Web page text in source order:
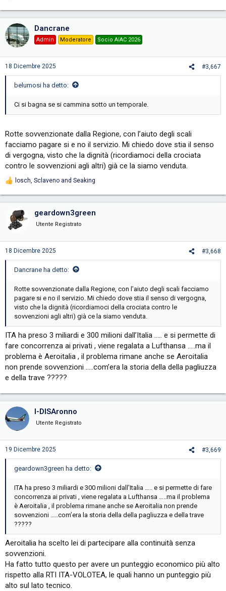
t
i
n
s
Dancrane
Admin Moderatore Socio AIAC 2026
18 Dicembre 2025 #3,667
belumosi ha detto:
Ci si bagna se si cammina sotto un temporale.
Rotte sovvenzionate dalla Regione, con l’aiuto degli scali
facciamo pagare si e no il servizio. Mi chiedo dove stia il senso
di vergogna, visto che la dignità (ricordiamoci della crociata
contro le sovvenzioni agli altri) già ce la siamo venduta.
R
n
s
losch, Sclaveno and Seaking
geardown3green
Utente Registrato
18 Dicembre 2025 #3,668
Dancrane ha detto:
Rotte sovvenzionate dalla Regione, con l’aiuto degli scali facciamo
pagare si e no il servizio. Mi chiedo dove stia il senso di vergogna,
visto che la dignità (ricordiamoci della crociata contro le
sovvenzioni agli altri) già ce la siamo venduta.
ITA ha preso 3 miliardi e 300 milioni dall’Italia ….. e si permette di
fare concorrenza ai privati , viene regalata a Lufthansa …..ma il
problema è Aeroitalia , il problema rimane anche se Aeroitalia
non prende sovvenzioni …..com’era la storia della della pagliuzza
e della trave ?????
I-DISAronno
Utente Registrato
19 Dicembre 2025 #3,669
geardown3green ha detto:
ITA ha preso 3 miliardi e 300 milioni dall’Italia ….. e si permette di fare
concorrenza ai privati , viene regalata a Lufthansa …..ma il problema
è Aeroitalia , il problema rimane anche se Aeroitalia non prende
sovvenzioni …..com’era la storia della della pagliuzza e della trave
?????
Aeroitalia ha scelto lei di partecipare alla continuità senza
sovvenzioni.
Ha fatto tutto questo per avere un punteggio economico più alto
rispetto alla RTI ITA-VOLOTEA, le quali hanno un punteggio più
alto sul lato tecnico.